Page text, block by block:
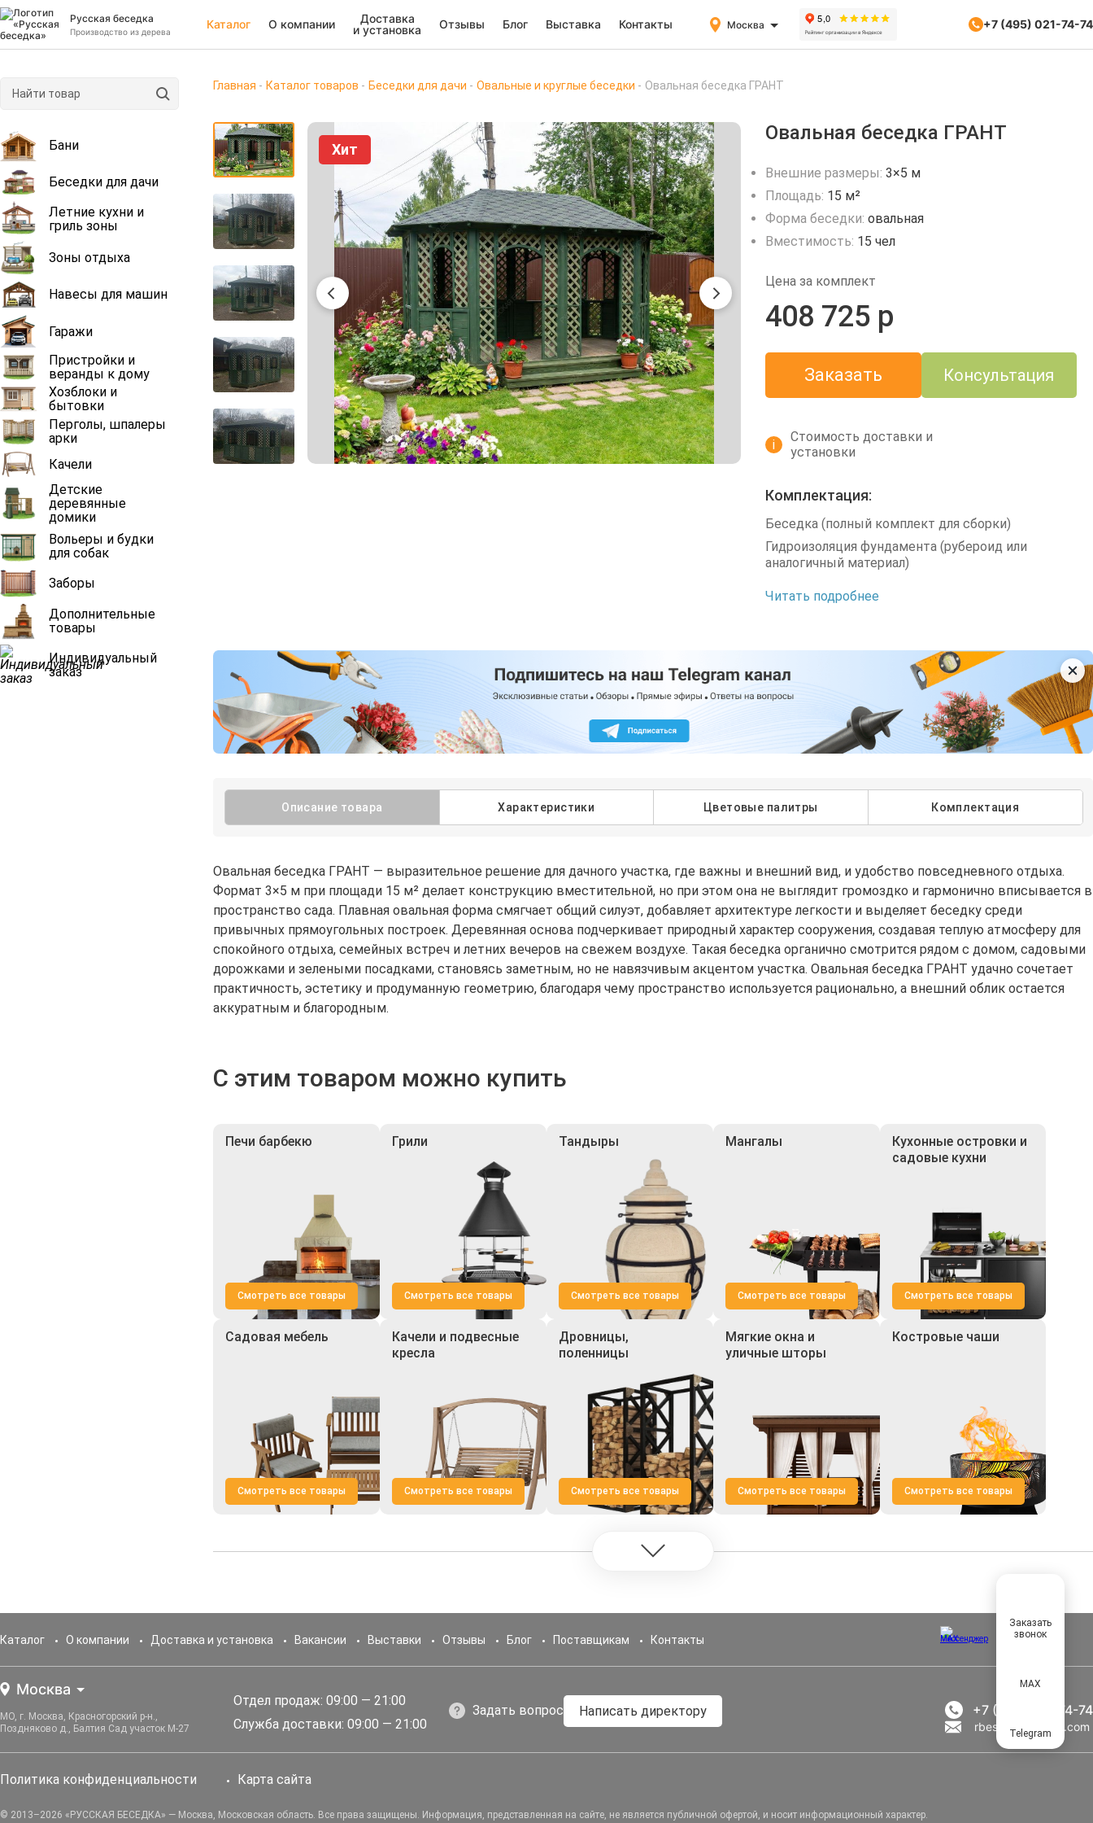
Русская беседка
Производство из дерева
Каталог О компании
Доставка
и установка
Отзывы Блог Выставка Контакты Москва +7 (495) 021-74-74
Бани
Беседки для дачи
Летние кухни и
гриль зоны
Зоны отдыха
Навесы для машин
Гаражи
Пристройки и
веранды к дому
Хозблоки и
бытовки
Перголы, шпалеры
арки
Качели
Детские
деревянные
домики
Вольеры и будки
для собак
Заборы
Дополнительные
товары
Индивидуальный
заказ
Главная Каталог товаров Беседки для дачи Овальные и круглые беседки Овальная беседка ГРАНТ
Хит
Овальная беседка ГРАНТ
Внешние размеры:3×5 м
Площадь: 15 м²
Форма беседки:овальная
Вместимость: 15 чел
Цена за комплект
408 725 р
Заказать Консультация
i
Стоимость доставки и
установки
Комплектация:
Беседка (полный комплект для сборки)
Гидроизоляция фундамента (рубероид или
аналогичный материал)
Читать подробнее
Описание товара Характеристики Цветовые палитры Комплектация
Овальная беседка ГРАНТ — выразительное решение для дачного участка, где важны и внешний вид, и удобство повседневного отдыха.
Формат 3×5 м при площади 15 м² делает конструкцию вместительной, но при этом она не выглядит громоздко и гармонично вписывается в
пространство сада. Плавная овальная форма смягчает общий силуэт, добавляет архитектуре легкости и выделяет беседку среди
привычных прямоугольных построек. Деревянная основа подчеркивает природный характер сооружения, создавая теплую атмосферу для
спокойного отдыха, семейных встреч и летних вечеров на свежем воздухе. Такая беседка органично смотрится рядом с домом, садовыми
дорожками и зелеными посадками, становясь заметным, но не навязчивым акцентом участка. Овальная беседка ГРАНТ удачно сочетает
практичность, эстетику и продуманную геометрию, благодаря чему пространство используется рационально, а внешний облик остается
аккуратным и благородным.
С этим товаром можно купить
Печи барбекю
Смотреть все товары
Грили
Смотреть все товары
Тандыры
Смотреть все товары
Мангалы
Смотреть все товары
Кухонные островки и
садовые кухни
Смотреть все товары
Садовая мебель
Смотреть все товары
Качели и подвесные
кресла
Смотреть все товары
Дровницы,
поленницы
Смотреть все товары
Мягкие окна и
уличные шторы
Смотреть все товары
Костровые чаши
Смотреть все товары
Каталог О компании Доставка и установка Вакансии Выставки Отзывы Блог Поставщикам Контакты
Москва
МО, г. Москва, Красногорский р-н.,
Поздняково д., Балтия Сад участок М-27
Отдел продаж: 09:00 — 21:00
Служба доставки: 09:00 — 21:00
Задать вопрос Написать директору +7 (495) 021-74-74
rbesedka@gmail.com
Политика конфиденциальности Карта сайта
© 2013–2026 «РУССКАЯ БЕСЕДКА» — Москва, Московская область. Все права защищены. Информация, представленная на сайте, не является публичной офертой, и носит информационный характер.
Заказать
звонок
MAX
Telegram